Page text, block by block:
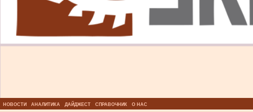
НОВОСТИ АНАЛИТИКА ДАЙДЖЕСТ СПРАВОЧНИК О НАС